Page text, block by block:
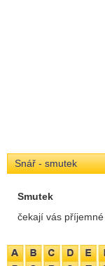
Snář - smutek
Smutek
čekají vás